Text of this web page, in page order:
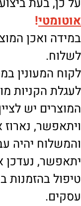
אוטומטי!
במידה ואכן
לשלוח.
לקוח המעונין
לעגלת הקניות
המוצרים יש
ויתאפשר,
והמשלוח יהיה
יתאפשר,
עסקים.